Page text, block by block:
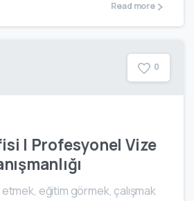
Read more
0
| Profesyonel Vize
etmek, eğitim görmek, çalışmak